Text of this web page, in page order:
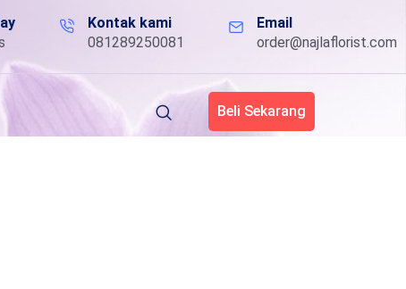
Kontak kami
081289250081
Email
order@najlaflorist.com
Beli Sekarang